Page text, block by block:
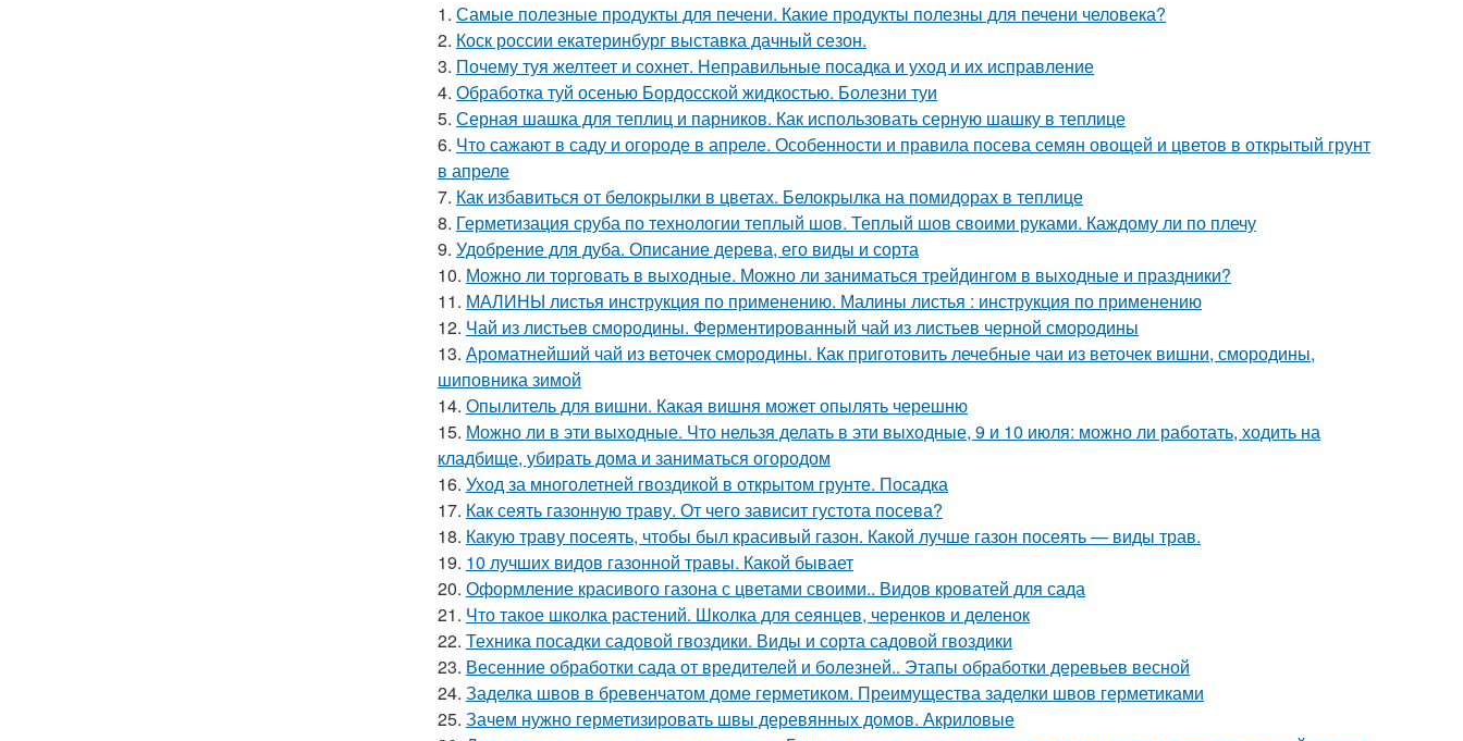
1. Самые полезные продукты для печени. Какие продукты полезны для печени человека?
2. Коск россии екатеринбург выставка дачный сезон.
3. Почему туя желтеет и сохнет. Неправильные посадка и уход и их исправление
4. Обработка туй осенью Бордосской жидкостью. Болезни туи
5. Серная шашка для теплиц и парников. Как использовать серную шашку в теплице
6. Что сажают в саду и огороде в апреле. Особенности и правила посева семян овощей и цветов в открытый грунт
в апреле
7. Как избавиться от белокрылки в цветах. Белокрылка на помидорах в теплице
8. Герметизация сруба по технологии теплый шов. Теплый шов своими руками. Каждому ли по плечу
9. Удобрение для дуба. Описание дерева, его виды и сорта
10. Можно ли торговать в выходные. Можно ли заниматься трейдингом в выходные и праздники?
11. МАЛИНЫ листья инструкция по применению. Малины листья : инструкция по применению
12. Чай из листьев смородины. Ферментированный чай из листьев черной смородины
13. Ароматнейший чай из веточек смородины. Как приготовить лечебные чаи из веточек вишни, смородины,
шиповника зимой
14. Опылитель для вишни. Какая вишня может опылять черешню
15. Можно ли в эти выходные. Что нельзя делать в эти выходные, 9 и 10 июля: можно ли работать, ходить на
кладбище, убирать дома и заниматься огородом
16. Уход за многолетней гвоздикой в открытом грунте. Посадка
17. Как сеять газонную траву. От чего зависит густота посева?
18. Какую траву посеять, чтобы был красивый газон. Какой лучше газон посеять — виды трав.
19. 10 лучших видов газонной травы. Какой бывает
20. Оформление красивого газона с цветами своими.. Видов кроватей для сада
21. Что такое школка растений. Школка для сеянцев, черенков и деленок
22. Техника посадки садовой гвоздики. Виды и сорта садовой гвоздики
23. Весенние обработки сада от вредителей и болезней.. Этапы обработки деревьев весной
24. Заделка швов в бревенчатом доме герметиком. Преимущества заделки швов герметиками
25. Зачем нужно герметизировать швы деревянных домов. Акриловые